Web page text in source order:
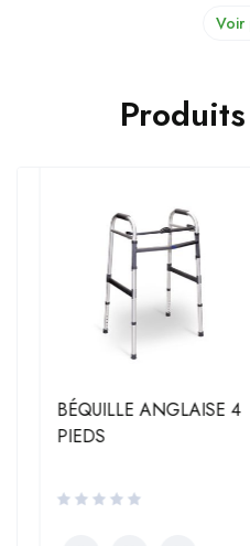
Voir
BÉQUILLE ANGLAISE 4
PIEDS